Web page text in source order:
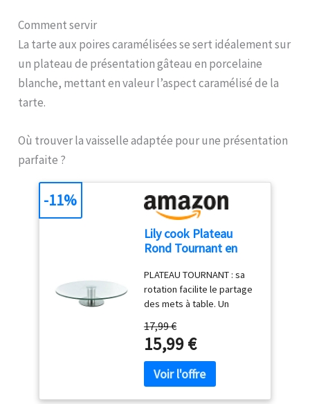
Comment servir
La tarte aux poires caramélisées se sert idéalement sur
un plateau de présentation gâteau en porcelaine
blanche, mettant en valeur l’aspect caramélisé de la
tarte.
Où trouver la vaisselle adaptée pour une présentation
parfaite ?
Lily cook Plateau
Rond Tournant en
Transparent
PLATEAU TOURNANT : sa
rotation facilite le partage
des mets à table. Un
VERRE ET INOX : leur
alliance allie transparence
et robustesse. Un plateau
aussi beau que durable
FORMAT 30 CM : sa belle
17,99 €
15,99 €
-11%